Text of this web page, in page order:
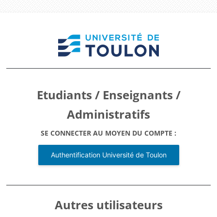
Connexion à
Etudiants / Enseignants /
Administratifs
SE CONNECTER AU MOYEN DU COMPTE :
Authentification Université de Toulon
Autres utilisateurs